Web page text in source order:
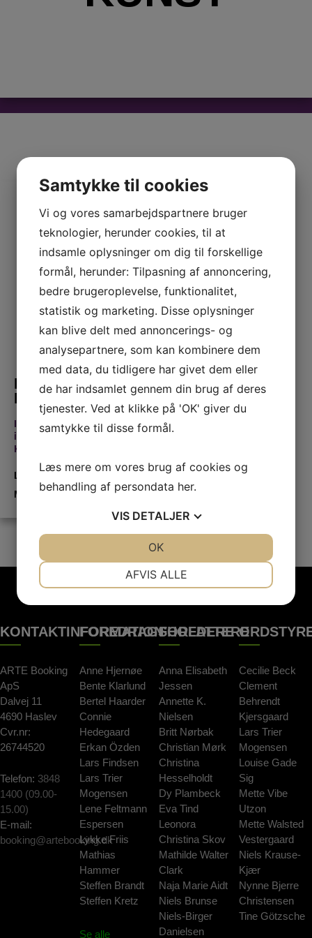
Kasper
Nielsen
Investering
i kunst,
Kunst
LÆS
MERE
KONTAKTINFORMATION
ARTE Booking
ApS
Dalvej 11
4690 Haslev
Cvr.nr:
26744520
Telefon: 3848
1400 (09.00-
15.00)
E-mail:
booking@artebooking.dk
FOREDRAGSHOLDERE
Anne Hjernøe
Bente Klarlund
Bertel Haarder
Connie
Hedegaard
Erkan Özden
Lars Findsen
Lars Trier
Mogensen
Lene Feltmann
Espersen
Lykke Friis
Mathias
Hammer
Steffen Brandt
Steffen Kretz
Se alle
FORFATTERE
Anna Elisabeth
Jessen
Annette K.
Nielsen
Britt Nørbak
Christian Mørk
Christina
Hesselholdt
Dy Plambeck
Eva Tind
Leonora
Christina Skov
Mathilde Walter
Clark
Naja Marie Aidt
Niels Brunse
Niels-Birger
Danielsen
Cecilie Beck
Clement
Behrendt
Kjersgaard
Lars Trier
Mogensen
Louise Gade
Sig
Mette Vibe
Utzon
Mette Walsted
Vestergaard
Niels Krause-
Kjær
Nynne Bjerre
Christensen
Tine Götzsche
Samtykke til cookies
Vi og vores samarbejdspartnere bruger
teknologier, herunder cookies, til at
indsamle oplysninger om dig til forskellige
formål, herunder: Tilpasning af annoncering,
bedre brugeroplevelse, funktionalitet,
statistik og marketing. Disse oplysninger
kan blive delt med annoncerings- og
analysepartnere, som kan kombinere dem
med data, du tidligere har givet dem eller
de har indsamlet gennem din brug af deres
tjenester. Ved at klikke på 'OK' giver du
samtykke til disse formål.
Læs mere om vores brug af cookies og
behandling af persondata her.
VIS DETALJER
AFVIS ALLE
OK